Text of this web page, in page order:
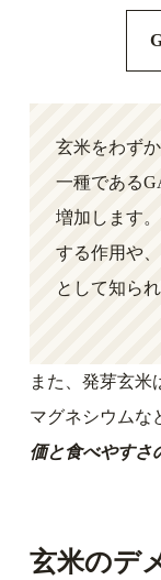
玄米をわず
一種である
増加します
する作用や、
として知ら
また、発芽玄米
マグネシウムな
価と食べやすさ
玄米のデ